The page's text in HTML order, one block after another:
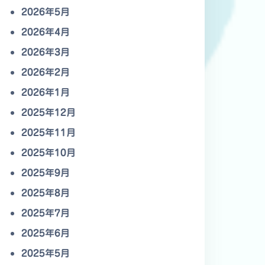
2026年5月
2026年4月
2026年3月
2026年2月
2026年1月
2025年12月
2025年11月
2025年10月
2025年9月
2025年8月
2025年7月
2025年6月
2025年5月